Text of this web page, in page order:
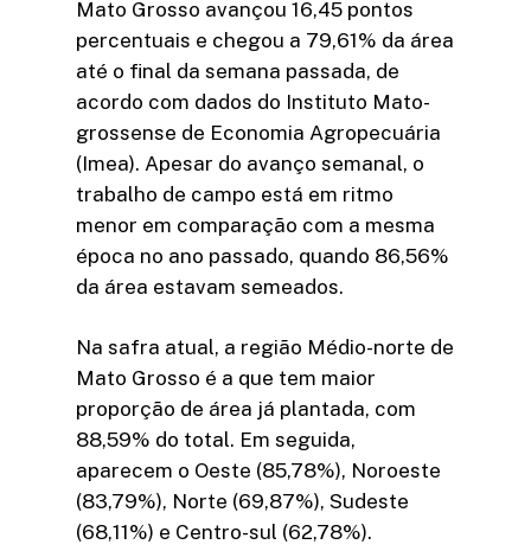
Mato Grosso avançou 16,45 pontos
percentuais e chegou a 79,61% da área
até o final da semana passada, de
acordo com dados do Instituto Mato-
grossense de Economia Agropecuária
(Imea). Apesar do avanço semanal, o
trabalho de campo está em ritmo
menor em comparação com a mesma
época no ano passado, quando 86,56%
da área estavam semeados.
Na safra atual, a região Médio-norte de
Mato Grosso é a que tem maior
proporção de área já plantada, com
88,59% do total. Em seguida,
aparecem o Oeste (85,78%), Noroeste
(83,79%), Norte (69,87%), Sudeste
(68,11%) e Centro-sul (62,78%).